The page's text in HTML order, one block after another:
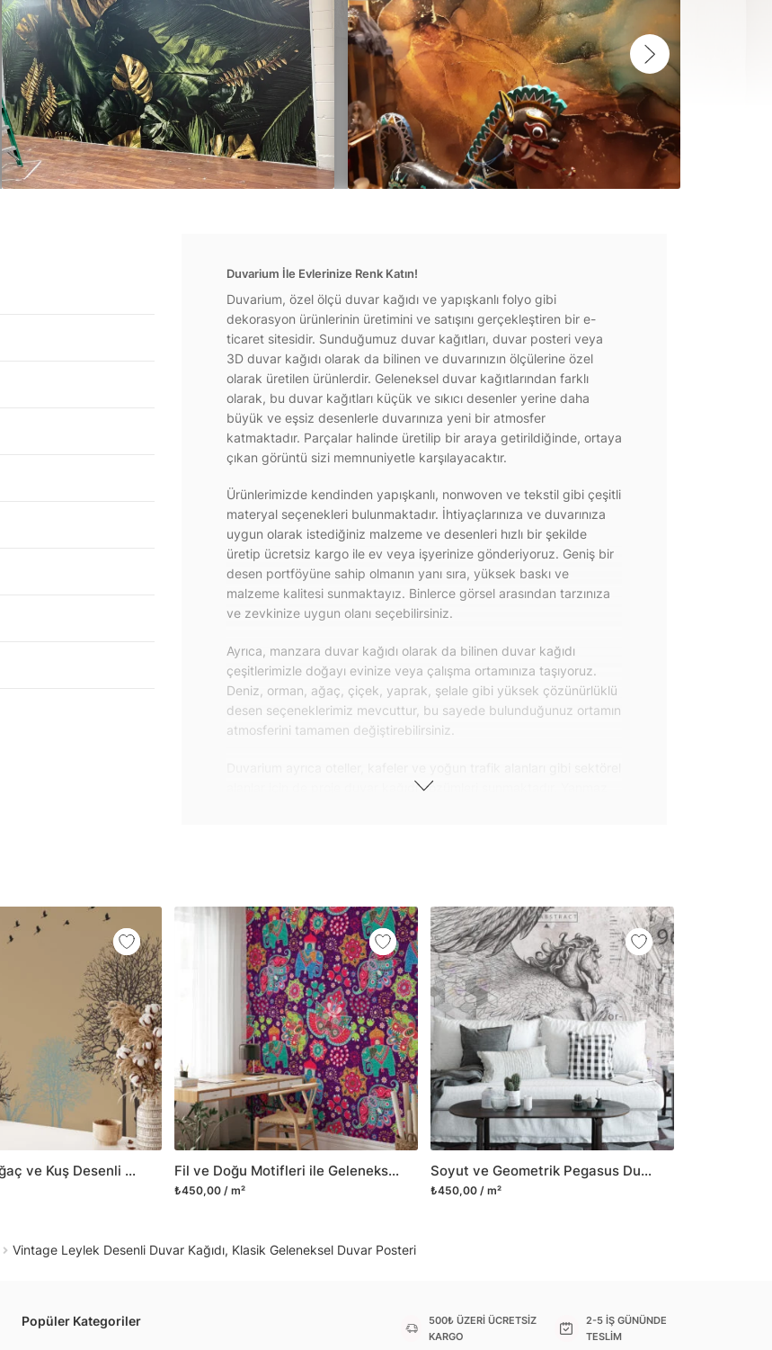
Minimalist Ağaç ve Kuş Desenli Duvar Kağıdı, Modern Duvar Dekoru için Özel Ölçü Duvar Posteri Fil ve Doğu Motifleri ile Geleneksel Doğu Duvar Kağıdı, Vintage Tarzda Duvar Posteri
₺450,00 / m²
Soyut ve Geometrik Pegasus Duvar Kağıdı, Modern Soyut Sanat Duvar Posteri
₺450,00 / m²
Duvarium İle Evlerinize Renk Katın!
Duvarium, özel ölçü duvar kağıdı ve yapışkanlı folyo gibi
dekorasyon ürünlerinin üretimini ve satışını gerçekleştiren bir e-
ticaret sitesidir. Sunduğumuz duvar kağıtları, duvar posteri veya
3D duvar kağıdı olarak da bilinen ve duvarınızın ölçülerine özel
olarak üretilen ürünlerdir. Geleneksel duvar kağıtlarından farklı
olarak, bu duvar kağıtları küçük ve sıkıcı desenler yerine daha
büyük ve eşsiz desenlerle duvarınıza yeni bir atmosfer
katmaktadır. Parçalar halinde üretilip bir araya getirildiğinde, ortaya
çıkan görüntü sizi memnuniyetle karşılayacaktır.
Ürünlerimizde kendinden yapışkanlı, nonwoven ve tekstil gibi çeşitli
materyal seçenekleri bulunmaktadır. İhtiyaçlarınıza ve duvarınıza
uygun olarak istediğiniz malzeme ve desenleri hızlı bir şekilde
üretip ücretsiz kargo ile ev veya işyerinize gönderiyoruz. Geniş bir
desen portföyüne sahip olmanın yanı sıra, yüksek baskı ve
malzeme kalitesi sunmaktayız. Binlerce görsel arasından tarzınıza
ve zevkinize uygun olanı seçebilirsiniz.
Ayrıca, manzara duvar kağıdı olarak da bilinen duvar kağıdı
çeşitlerimizle doğayı evinize veya çalışma ortamınıza taşıyoruz.
Deniz, orman, ağaç, çiçek, yaprak, şelale gibi yüksek çözünürlüklü
desen seçeneklerimiz mevcuttur, bu sayede bulunduğunuz ortamın
atmosferini tamamen değiştirebilirsiniz.
alanlar için de proje duvar kağıdı çözümleri sunmaktadır. Yanmaz
yapışkanlı folyolarımız da geniş kullanım amacına sahiptir. Bu
folyolar sayesinde masa, çekmece, dolap kapakları gibi
mobilyalarınıza ilk günkü gibi yeni bir görünüm kazandırabilirsiniz.
Yüzeyi düz olan cam dahil her türlü yüzeye yapışabilen ve suya
dayanıklı yapışkanlı folyo modellerimizi ilgili kategoride
bulabilirsiniz.
Duvarium, yalnızca bu ürünlerle sınırlı kalmayıp aynı zamanda
kanvas tablo gibi çeşitli duvar dekorasyon ürünlerinin de üretimini
ve satışını yapmaktadır. Duvar tasarımının önemini biliyor ve evin en
kritik dekorasyon alanı olduğunu kabul ediyoruz. Bu nedenle ürün
yelpazemizi sürekli genişletiyor ve trendlere ayak uydurmanın yanı
sıra yeni trendlerin oluşumunda da öncü rol üstleniyoruz.
Herhangi bir soru ya da sorununuz olursa bizimle iletişime
geçebilirsiniz.
Vintage Leylek Desenli Duvar Kağıdı, Klasik Geleneksel Duvar Posteri
Popüler Kategoriler
500₺ ÜZERİ ÜCRETSİZ
KARGO
2-5 İŞ GÜNÜNDE
TESLİM